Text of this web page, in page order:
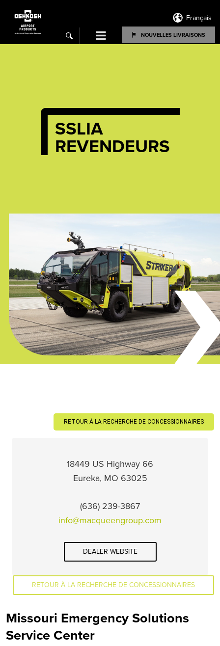
Français
search NOUVELLES LIVRAISONS
Menu
SSLIA
REVENDEURS
RETOUR À LA RECHERCHE DE CONCESSIONNAIRES
18449 US Highway 66
Eureka, MO 63025
(636) 239-3867
info@macqueengroup.com
DEALER WEBSITE
RETOUR À LA RECHERCHE DE CONCESSIONNAIRES
Missouri Emergency Solutions
Service Center